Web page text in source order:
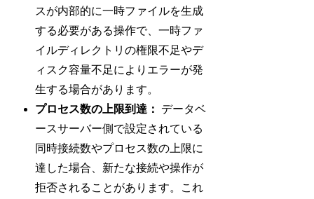
スが内部的に一時ファイルを生成
する必要がある操作で、一時ファ
イルディレクトリの権限不足やデ
ィスク容量不足によりエラーが発
生する場合があります。
プロセス数の上限到達：
データベ
ースサーバー側で設定されている
同時接続数やプロセス数の上限に
達した場合、新たな接続や操作が
拒否されることがあります。これ